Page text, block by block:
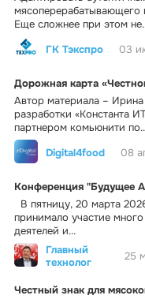
мясоперерабатывающего
Еще сложнее при этом
ГК Тэкспро
03
Дорожная карта
Автор материала – Ирина
разработки «Константа
партнером комьюнити
Digital4food
08
Конференция "Будущее
В пятницу, 20 марта
принимало участие
деятелей и...
Главный
технолог
25
Честный знак для